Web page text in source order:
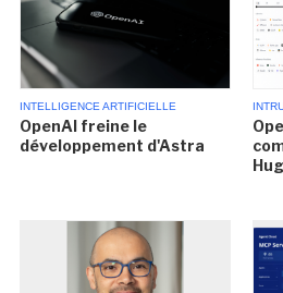
INTELLIGENCE ARTIFICIELLE
OpenAI freine le
développement d'Astra